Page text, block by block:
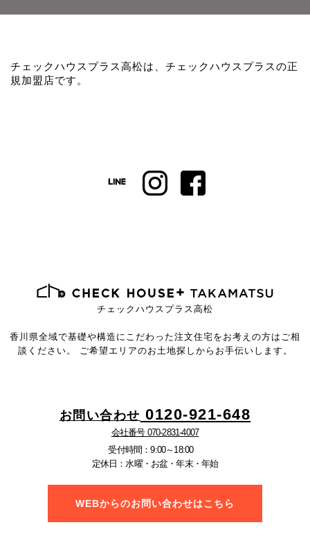
チェックハウスプラス高松は、チェックハウスプラスの正
規加盟店です。
チェックハウスプラス高松
香川県全域で基礎や構造にこだわった注文住宅を お考えの方はご相
談ください。
ご希望エリアのお土地探しからお手伝いします。
お問い合わせ 0120-921-648
会社番号 070-2831-4007
受付時間：9:00～18:00
定休日：水曜・お盆・年末・年始
WEBからのお問い合わせはこちら